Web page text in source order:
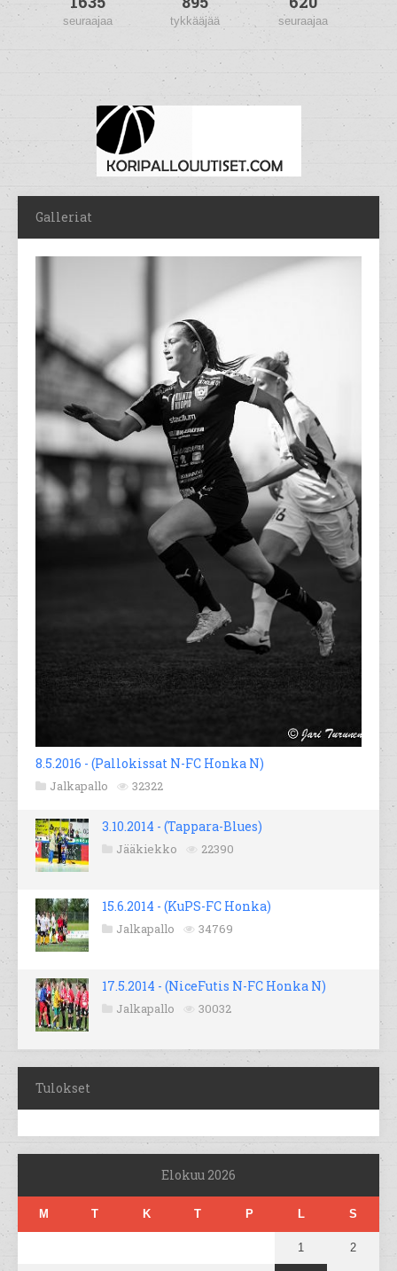
seuraajaa tykkääjää seuraajaa
Galleriat
8.5.2016 - (Pallokissat N-FC Honka N)
Jalkapallo 32322
3.10.2014 - (Tappara-Blues)
Jääkiekko 22390
15.6.2014 - (KuPS-FC Honka)
Jalkapallo 34769
17.5.2014 - (NiceFutis N-FC Honka N)
Jalkapallo 30032
Tulokset
Elokuu 2026
M T K T P L S
1 2